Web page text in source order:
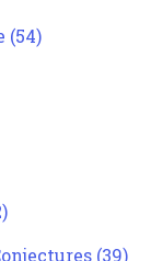
(54)
(39)